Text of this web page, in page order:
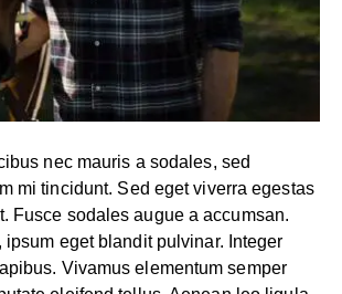
nec mauris a sodales, sed
mi tincidunt. Sed eget viverra egestas
Fusce sodales augue a accumsan.
eget blandit pulvinar. Integer
Vivamus elementum semper